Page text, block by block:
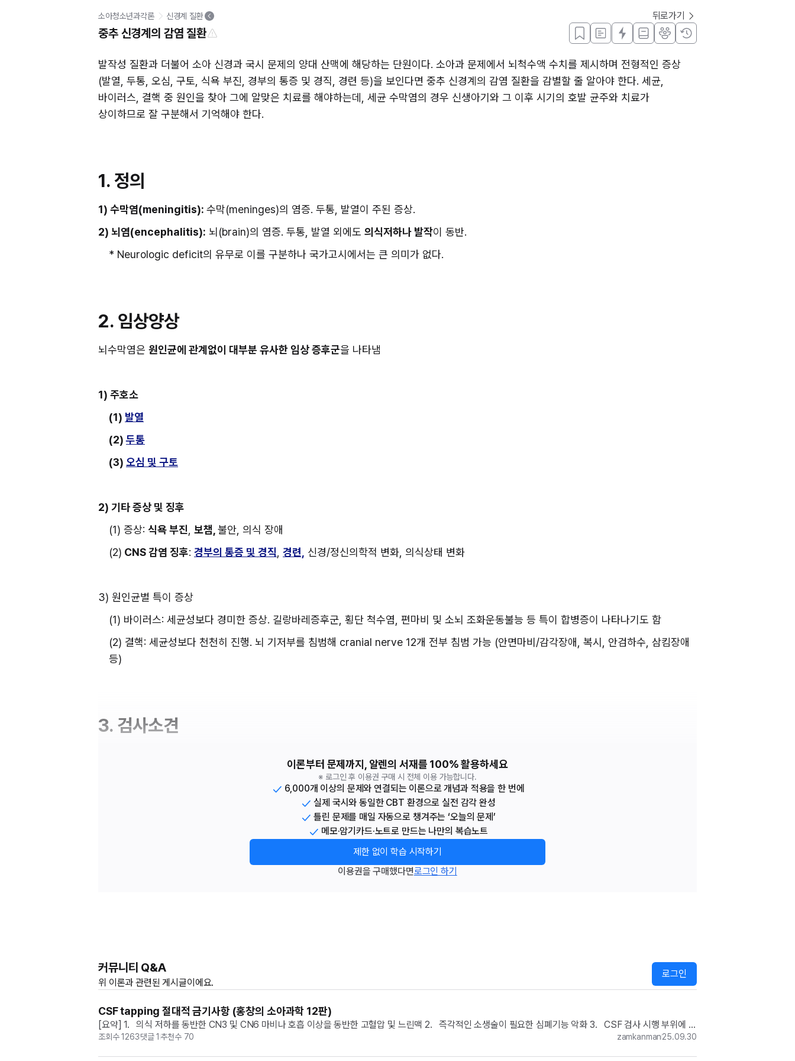
소아청소년과각론 신경계 질환 뒤로가기
중추 신경계의 감염 질환
발작성 질환과 더불어 소아 신경과 국시 문제의 양대 산맥에 해당하는 단원이다. 소아과 문제에서 뇌척수액 수치를 제시하며 전형적인 증상
(발열, 두통, 오심, 구토, 식욕 부진, 경부의 통증 및 경직, 경련 등)을 보인다면 중추 신경계의 감염 질환을 감별할 줄 알아야 한다. 세균,
바이러스, 결핵 중 원인을 찾아 그에 알맞은 치료를 해야하는데, 세균 수막염의 경우 신생아기와 그 이후 시기의 호발 균주와 치료가
상이하므로 잘 구분해서 기억해야 한다.
1. 정의
1) 수막염(meningitis): 수막(meninges)의 염증. 두통, 발열이 주된 증상.
2) 뇌염(encephalitis): 뇌(brain)의 염증. 두통, 발열 외에도 의식저하나 발작이 동반.
* Neurologic deficit의 유무로 이를 구분하나 국가고시에서는 큰 의미가 없다.
2. 임상양상
뇌수막염은 원인균에 관계없이 대부분 유사한 임상 증후군을 나타냄
1) 주호소
(1) 발열
(2) 두통
(3) 오심 및 구토
2) 기타 증상 및 징후
(1) 증상: 식욕 부진 보챔, 불안, 의식 장애
(2) CNS 감염 징후: 경부의 통증 및 경직 경련, 신경/정신의학적 변화, 의식상태 변화
3) 원인균별 특이 증상
(1) 바이러스: 세균성보다 경미한 증상. 길랑바레증후군, 횡단 척수염, 편마비 및 소뇌 조화운동불능 등 특이 합병증이 나타나기도 함
(2) 결핵: 세균성보다 천천히 진행. 뇌 기저부를 침범해 cranial nerve 12개 전부 침범 가능 (안면마비/감각장애, 복시, 안검하수, 삼킴장애
등)
3. 검사소견
이론부터 문제까지, 알렌의 서재를 100% 활용하세요
※ 로그인 후 이용권 구매 시 전체 이용 가능합니다.
6,000개 이상의 문제와 연결되는 이론으로 개념과 적용을 한 번에
실제 국시와 동일한 CBT 환경으로 실전 감각 완성
틀린 문제를 매일 자동으로 챙겨주는 ‘오늘의 문제’
메모·암기카드·노트로 만드는 나만의 복습노트
제한 없이 학습 시작하기
이용권을 구매했다면로그인 하기
커뮤니티 Q&A
위 이론과 관련된 게시글이에요.
로그인
CSF tapping 절대적 금기사항 (홍창의 소아과학 12판)
[요약] 1.   의식 저하를 동반한 CN3 및 CN6 마비나 호흡 이상을 동반한 고혈압 및 느린맥 2.   즉각적인 소생술이 필요한 심폐기능 악화 3.   CSF 검사 시행 부위에 피
부 감염 * 숫구멍 팽창과 혈소판 감소증은 절대적인 금기 사항 아님...
조회수1263댓글1추천수 70 zamkanman25.09.30